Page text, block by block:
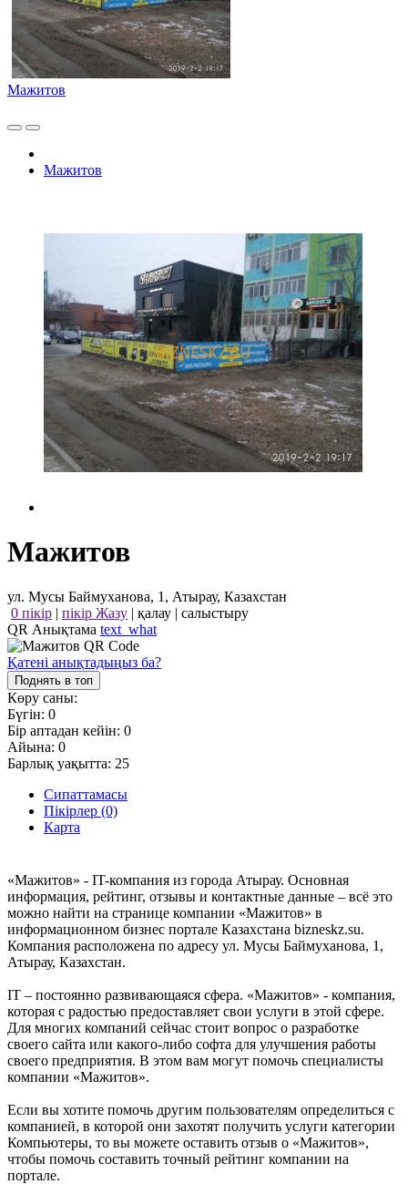
Мажитов
Мажитов
Мажитов
ул. Мусы Баймуханова, 1, Атырау, Казахстан
0 пікір | пікір Жазу | қалау | салыстыру
QR Анықтама text_what
Қатені анықтадыңыз ба?
Поднять в топ
Көру саны:
Бүгін: 0
Бір аптадан кейін: 0
Айына: 0
Барлық уақытта: 25
Сипаттамасы
Пікірлер (0)
Карта
«Мажитов» - IT-компания из города Атырау. Основная
информация, рейтинг, отзывы и контактные данные – всё это
можно найти на странице компании «Мажитов» в
информационном бизнес портале Казахстана bizneskz.su.
Компания расположена по адресу ул. Мусы Баймуханова, 1,
Атырау, Казахстан.
IT – постоянно развивающаяся сфера. «Мажитов» - компания,
которая с радостью предоставляет свои услуги в этой сфере.
Для многих компаний сейчас стоит вопрос о разработке
своего сайта или какого-либо софта для улучшения работы
своего предприятия. В этом вам могут помочь специалисты
компании «Мажитов».
Если вы хотите помочь другим пользователям определиться с
компанией, в которой они захотят получить услуги категории
Компьютеры, то вы можете оставить отзыв о «Мажитов»,
чтобы помочь составить точный рейтинг компании на
портале.